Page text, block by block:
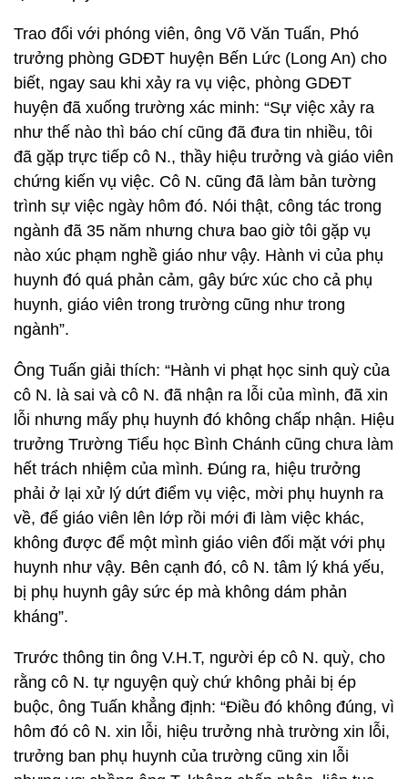
Trao đổi với phóng viên, ông Võ Văn Tuấn, Phó
trưởng phòng GDĐT huyện Bến Lức (Long An) cho
biết, ngay sau khi xảy ra vụ việc, phòng GDĐT
huyện đã xuống trường xác minh: “Sự việc xảy ra
như thế nào thì báo chí cũng đã đưa tin nhiều, tôi
đã gặp trực tiếp cô N., thầy hiệu trưởng và giáo viên
chứng kiến vụ việc. Cô N. cũng đã làm bản tường
trình sự việc ngày hôm đó. Nói thật, công tác trong
ngành đã 35 năm nhưng chưa bao giờ tôi gặp vụ
nào xúc phạm nghề giáo như vậy. Hành vi của phụ
huynh đó quá phản cảm, gây bức xúc cho cả phụ
huynh, giáo viên trong trường cũng như trong
ngành”.
Ông Tuấn giải thích: “Hành vi phạt học sinh quỳ của
cô N. là sai và cô N. đã nhận ra lỗi của mình, đã xin
lỗi nhưng mấy phụ huynh đó không chấp nhận. Hiệu
trưởng Trường Tiểu học Bình Chánh cũng chưa làm
hết trách nhiệm của mình. Đúng ra, hiệu trưởng
phải ở lại xử lý dứt điểm vụ việc, mời phụ huynh ra
về, để giáo viên lên lớp rồi mới đi làm việc khác,
không được để một mình giáo viên đối mặt với phụ
huynh như vậy. Bên cạnh đó, cô N. tâm lý khá yếu,
bị phụ huynh gây sức ép mà không dám phản
kháng”.
Trước thông tin ông V.H.T, người ép cô N. quỳ, cho
rằng cô N. tự nguyện quỳ chứ không phải bị ép
buộc, ông Tuấn khẳng định: “Điều đó không đúng, vì
hôm đó cô N. xin lỗi, hiệu trưởng nhà trường xin lỗi,
trưởng ban phụ huynh của trường cũng xin lỗi